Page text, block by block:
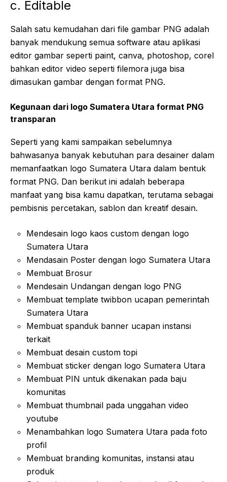
c. Editable
Salah satu kemudahan dari file gambar PNG adalah
banyak mendukung semua software atau aplikasi
editor gambar seperti paint, canva, photoshop, corel
bahkan editor video seperti filemora juga bisa
dimasukan gambar dengan format PNG.
Kegunaan dari logo Sumatera Utara format PNG
transparan
Seperti yang kami sampaikan sebelumnya
bahwasanya banyak kebutuhan para desainer dalam
memanfaatkan logo Sumatera Utara dalam bentuk
format PNG. Dan berikut ini adalah beberapa
manfaat yang bisa kamu dapatkan, terutama sebagai
pembisnis percetakan, sablon dan kreatif desain.
Mendesain logo kaos custom dengan logo
Sumatera Utara
Mendasain Poster dengan logo Sumatera Utara
Membuat Brosur
Mendesain Undangan dengan logo PNG
Membuat template twibbon ucapan pemerintah
Sumatera Utara
Membuat spanduk banner ucapan instansi
terkait
Membuat desain custom topi
Membuat sticker dengan logo Sumatera Utara
Membuat PIN untuk dikenakan pada baju
komunitas
Membuat thumbnail pada unggahan video
youtube
Menambahkan logo Sumatera Utara pada foto
profil
Membuat branding komunitas, instansi atau
produk